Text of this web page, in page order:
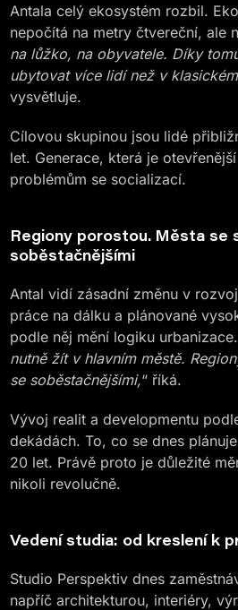
Antala celý ekosystém rozbil.
nepočítá na metry čtvereční, ale
na lůžko, na obyvatele. Díky
ubytovat více lidí než v
vysvětluje.
Cílovou skupinou jsou lidé
let. Generace, která je
problémům se socializací.
Regiony porostou. Města se
soběstačnějšími
Antal vidí zásadní změnu v
práce na dálku a plánované
podle něj mění logiku
nutně žít v hlavním městě.
se soběstačnějšími,“ říká.
Vývoj realit a developmentu
dekádách. To, co se dnes
20 let. Právě proto je důležité
nikoli revolučně.
Vedení studia: od kreslení k
Studio Perspektiv dnes
napříč architekturou, interiéry,